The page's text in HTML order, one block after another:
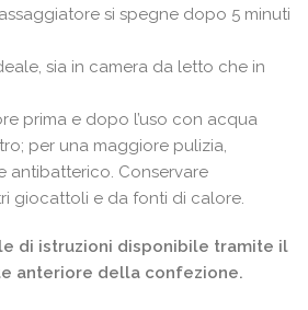
si spegne dopo 5 minuti
sia in camera da letto che in
prima e dopo l’uso con acqua
per una maggiore pulizia,
antibatterico. Conservare
giocattoli e da fonti di calore.
di istruzioni disponibile tramite il
anteriore della confezione.